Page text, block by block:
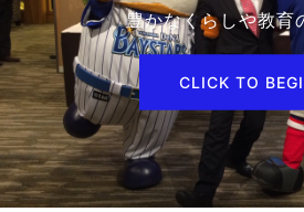
豊かなくらしや教育
CLICK TO